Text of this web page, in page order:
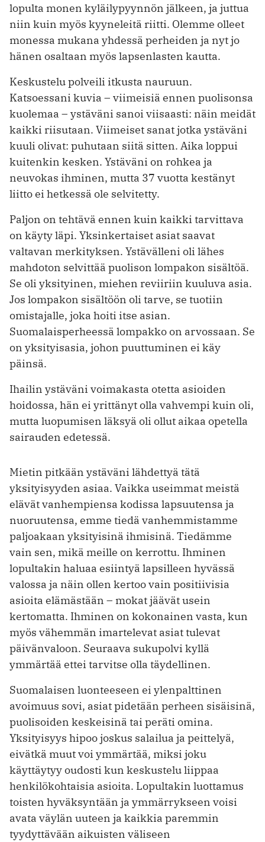
lopulta monen kyläilypyynnön jälkeen, ja juttua
niin kuin myös kyyneleitä riitti. Olemme olleet
monessa mukana yhdessä perheiden ja nyt jo
hänen osaltaan myös lapsenlasten kautta.
Keskustelu polveili itkusta nauruun.
Katsoessani kuvia – viimeisiä ennen puolisonsa
kuolemaa – ystäväni sanoi viisaasti: näin meidät
kaikki riisutaan. Viimeiset sanat jotka ystäväni
kuuli olivat: puhutaan siitä sitten. Aika loppui
kuitenkin kesken. Ystäväni on rohkea ja
neuvokas ihminen, mutta 37 vuotta kestänyt
liitto ei hetkessä ole selvitetty.
Paljon on tehtävä ennen kuin kaikki tarvittava
on käyty läpi. Yksinkertaiset asiat saavat
valtavan merkityksen. Ystävälleni oli lähes
mahdoton selvittää puolison lompakon sisältöä.
Se oli yksityinen, miehen reviiriin kuuluva asia.
Jos lompakon sisältöön oli tarve, se tuotiin
omistajalle, joka hoiti itse asian.
Suomalaisperheessä lompakko on arvossaan. Se
on yksityisasia, johon puuttuminen ei käy
päinsä.
Ihailin ystäväni voimakasta otetta asioiden
hoidossa, hän ei yrittänyt olla vahvempi kuin oli,
mutta luopumisen läksyä oli ollut aikaa opetella
sairauden edetessä.
Mietin pitkään ystäväni lähdettyä tätä
yksityisyyden asiaa. Vaikka useimmat meistä
elävät vanhempiensa kodissa lapsuutensa ja
nuoruutensa, emme tiedä vanhemmistamme
paljoakaan yksityisinä ihmisinä. Tiedämme
vain sen, mikä meille on kerrottu. Ihminen
lopultakin haluaa esiintyä lapsilleen hyvässä
valossa ja näin ollen kertoo vain positiivisia
asioita elämästään – mokat jäävät usein
kertomatta. Ihminen on kokonainen vasta, kun
myös vähemmän imartelevat asiat tulevat
päivänvaloon. Seuraava sukupolvi kyllä
ymmärtää ettei tarvitse olla täydellinen.
Suomalaisen luonteeseen ei ylenpalttinen
avoimuus sovi, asiat pidetään perheen sisäisinä,
puolisoiden keskeisinä tai peräti omina.
Yksityisyys hipoo joskus salailua ja peittelyä,
eivätkä muut voi ymmärtää, miksi joku
käyttäytyy oudosti kun keskustelu liippaa
henkilökohtaisia asioita. Lopultakin luottamus
toisten hyväksyntään ja ymmärrykseen voisi
avata väylän uuteen ja kaikkia paremmin
tyydyttävään aikuisten väliseen